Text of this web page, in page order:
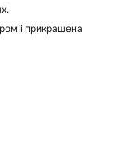
і прикрашена